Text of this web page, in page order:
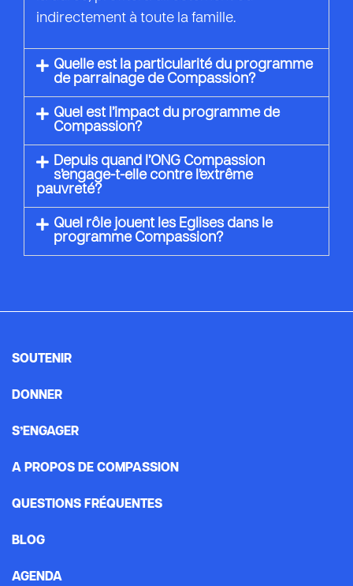
indirectement à toute la famille.
Quelle est la particularité du programme
de parrainage de Compassion?
Quel est l’impact du programme de
Compassion?
Depuis quand l’ONG Compassion
s’engage-t-elle contre l’extrême
pauvreté?
Quel rôle jouent les Eglises dans le
programme Compassion?
SOUTENIR
DONNER
S’ENGAGER
A PROPOS DE COMPASSION
QUESTIONS FRÉQUENTES
BLOG
AGENDA